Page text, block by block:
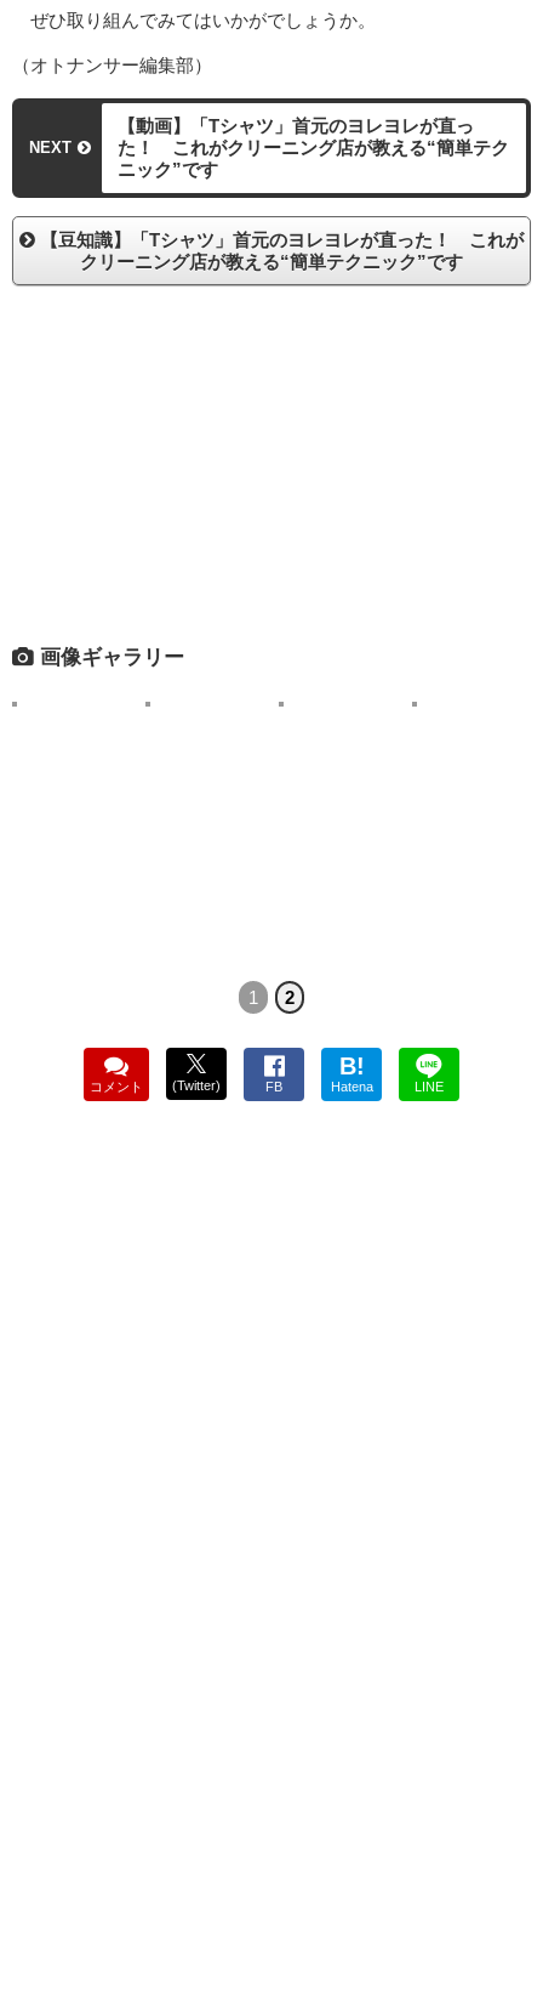
ぜひ取り組んでみてはいかがでしょうか。
（オトナンサー編集部）
NEXT
【動画】「Tシャツ」首元のヨレヨレが直っ
た！ これがクリーニング店が教える“簡単テク
ニック”です
【豆知識】「Tシャツ」首元のヨレヨレが直った！ これが
クリーニング店が教える“簡単テクニック”です
画像ギャラリー
1 2
コメント (Twitter) FB
B!
Hatena LINE